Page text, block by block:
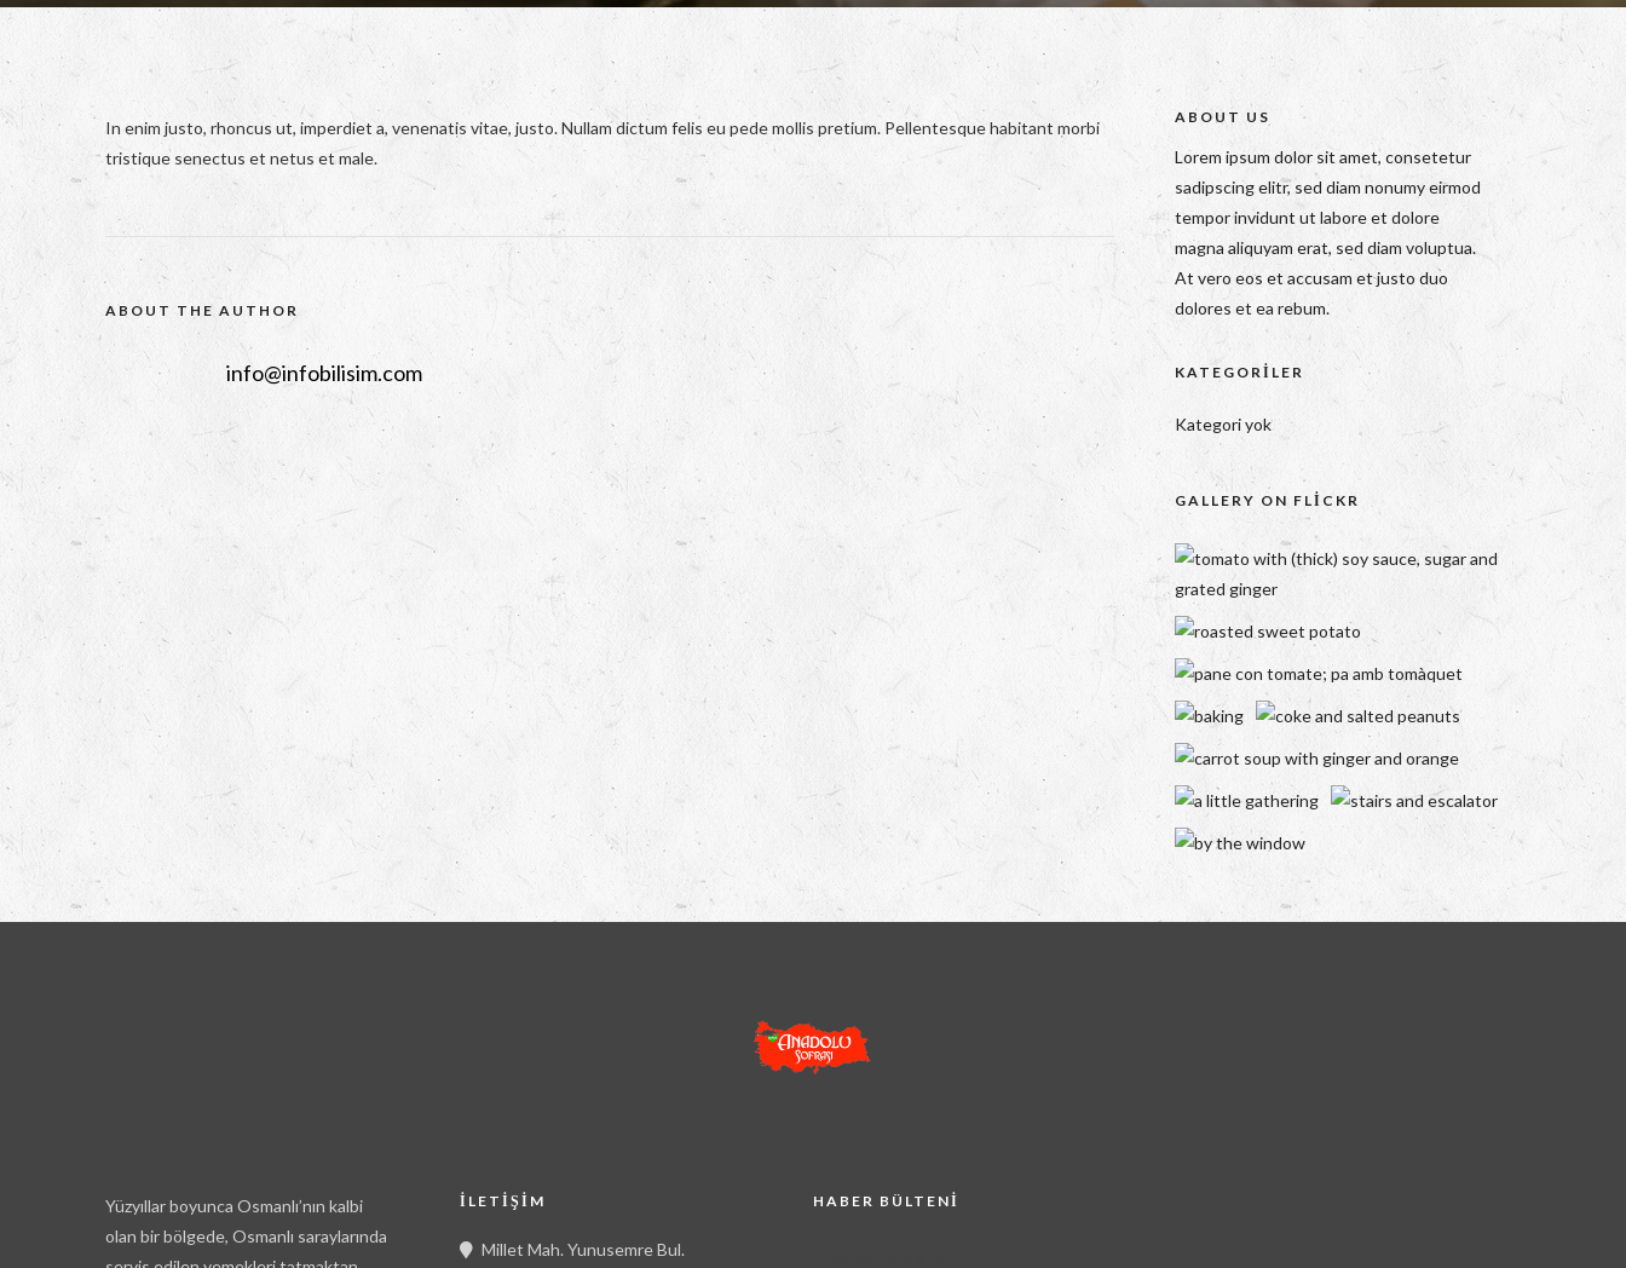
In enim justo, rhoncus ut, imperdiet a, venenatis vitae, justo. Nullam dictum felis eu pede mollis pretium. Pellentesque habitant morbi
tristique senectus et netus et male.
ABOUT THE AUTHOR
info@infobilisim.com
ABOUT US
Lorem ipsum dolor sit amet, consetetur
sadipscing elitr, sed diam nonumy eirmod
tempor invidunt ut labore et dolore
magna aliquyam erat, sed diam voluptua.
At vero eos et accusam et justo duo
dolores et ea rebum.
KATEGORILER
Kategori yok
GALLERY ON FLICKR
Yüzyıllar boyunca Osmanlı’nın kalbi
olan bir bölgede, Osmanlı saraylarında
İLETIŞIM
Millet Mah. Yunusemre Bul.
HABER BÜLTENI